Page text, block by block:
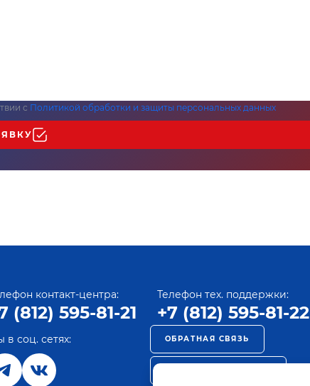
с Политикой обработки и защиты персональных данных
контакт-центра:
(812) 595-81-21
Телефон тех. поддержки:
+7 (812) 595-81-22
в соц. сетях: ОБРАТНАЯ СВЯЗЬ